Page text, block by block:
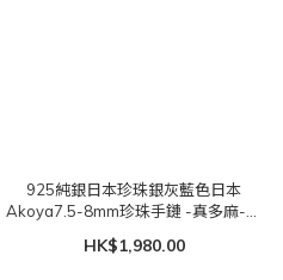
925純銀日本珍珠銀灰藍色日本
Akoya7.5-8mm珍珠手鏈 -真多麻-無
HK$1,980.00